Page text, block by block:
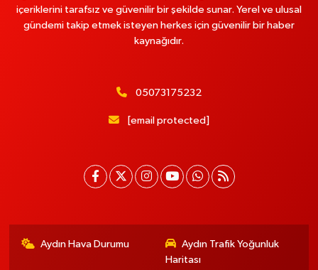
içeriklerini tarafsız ve güvenilir bir şekilde sunar. Yerel ve ulusal
gündemi takip etmek isteyen herkes için güvenilir bir haber
kaynağıdır.
05073175232
[email protected]
Aydın Hava Durumu
Aydın Trafik Yoğunluk
Haritası